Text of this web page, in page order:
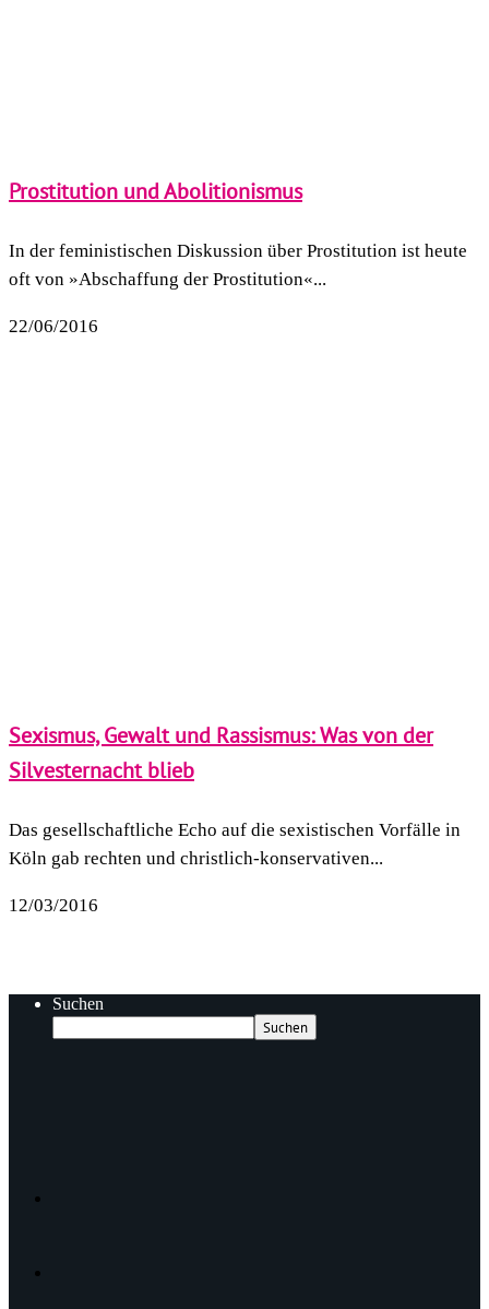
Prostitution und Abolitionismus
In der feministischen Diskussion über Prostitution ist heute
oft von »Abschaffung der Prostitution«...
22/06/2016
Sexismus, Gewalt und Rassismus: Was von der
Silvesternacht blieb
Das gesellschaftliche Echo auf die sexistischen Vorfälle in
Köln gab rechten und christlich-konservativen...
12/03/2016
Suchen
Suchen